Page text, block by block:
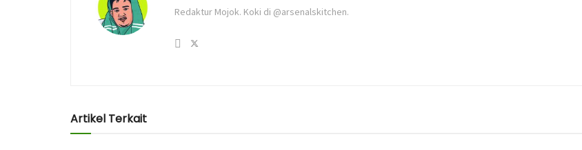
Redaktur Mojok. Koki di @arsenalskitchen.
Artikel Terkait